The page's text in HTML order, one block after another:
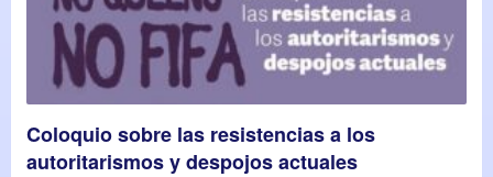
Coloquio sobre las resistencias a los
autoritarismos y despojos actuales